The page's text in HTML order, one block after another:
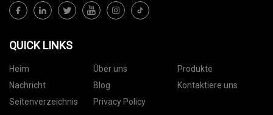
QUICK LINKS
Heim Über uns
Produkte
Nachricht
Blog
Kontaktiere uns
Seitenverzeichnis
Privacy Policy